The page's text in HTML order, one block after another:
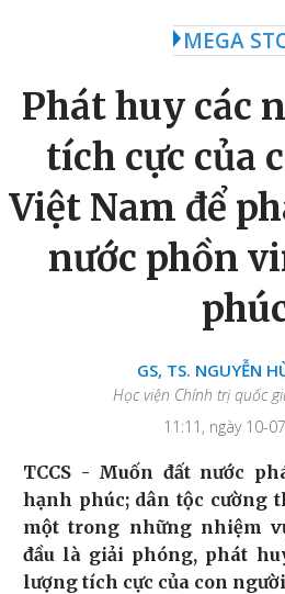
MEGA
Phát huy các
tích cực của
Việt Nam để
nước phồn
GS, TS. NGUYỄN
Học viện Chính trị quốc
11:11, ngày 10-
TCCS - Muốn đất nước
hạnh phúc; dân tộc cường
một trong những nhiệm
đầu là giải phóng, phát
lượng tích cực của con